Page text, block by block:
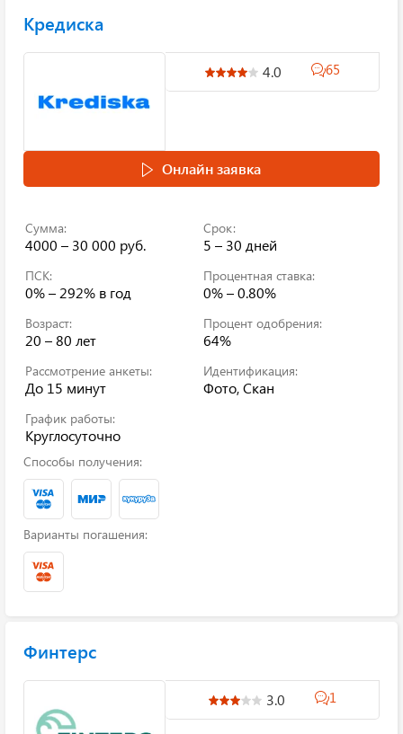
Кредиска
4.0 65
Онлайн заявка
Сумма:
4000 – 30 000 руб.
Срок:
5 – 30 дней
ПСК:
0% – 292% в год
Процентная ставка:
0% – 0.80%
Возраст:
20 – 80 лет
Процент одобрения:
64%
Рассмотрение анкеты:
До 15 минут
Идентификация:
Фото, Скан
График работы:
Круглосуточно
Способы получения:
Варианты погашения:
Финтерс
3.0 1